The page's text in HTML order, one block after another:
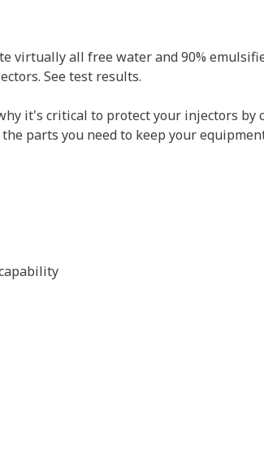
virtually all free water and 90%
See test results.
it's critical to protect your injectors
parts you need to keep your